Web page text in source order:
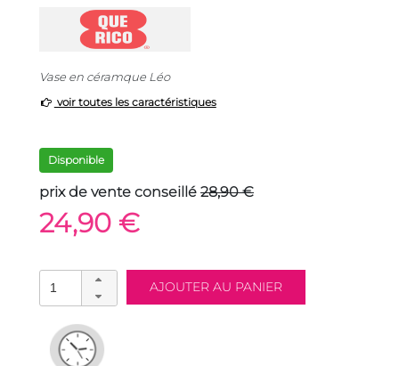
Vase en céramque Léo
voir toutes les caractéristiques
Disponible
prix de vente conseillé 28,90 €
24,90 €